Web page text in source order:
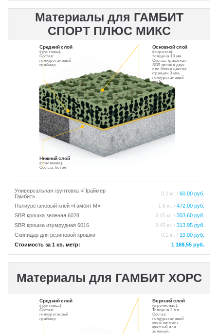
Материалы для ГАМБИТ
СПОРТ ПЛЮС МИКС
Нижний слой
(основание).
Состав: бетон
Средний слой
(грунтовка).
Состав:
полиуретановый
праймер.
Основной слой
(покрытие),
толщина 10 мм.
Состав: крашеная
SBR крошка двух
или более цветов
фракции 3 мм,
полиуретановый
клей.
Универсальная грунтовка «Праймер
Гамбит»
0.2 кг. / 60,00 руб.
Полиуретановый клей «Гамбит М» 1.6 кг. / 472,00 руб.
SBR крошка зеленая 6028
3.45 кг. / 303,60 руб.
SBR крошка изумрудная 6016
3.45 кг. / 313,95 руб.
Скипидар для резиновой крошки
0.1 кг. / 19,00 руб.
Стоимость за 1 кв. метр:
1 168,55 руб.
Материалы для ГАМБИТ ХОРС
Средний слой
(грунтовка.)
Состав:
полиуретаовый
праймер
Верхний слой
(упрочнение).
Толщина 2 мм.
Состав:
полиуретановый
клей, пигмент
красный или
зеленый.